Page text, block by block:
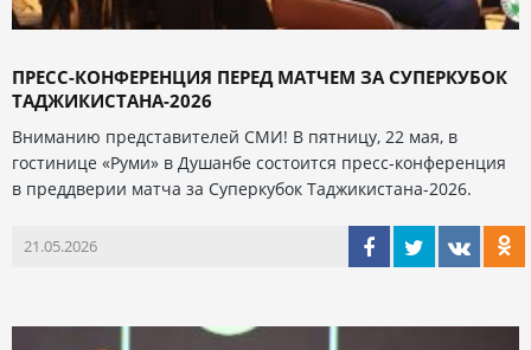
ПРЕСС-КОНФЕРЕНЦИЯ ПЕРЕД МАТЧЕМ ЗА СУПЕРКУБОК
ТАДЖИКИСТАНА-2026
Вниманию представителей СМИ! В пятницу, 22 мая, в
гостинице «Руми» в Душанбе состоится пресс-конференция
в преддверии матча за Суперкубок Таджикистана-2026.
21.05.2026